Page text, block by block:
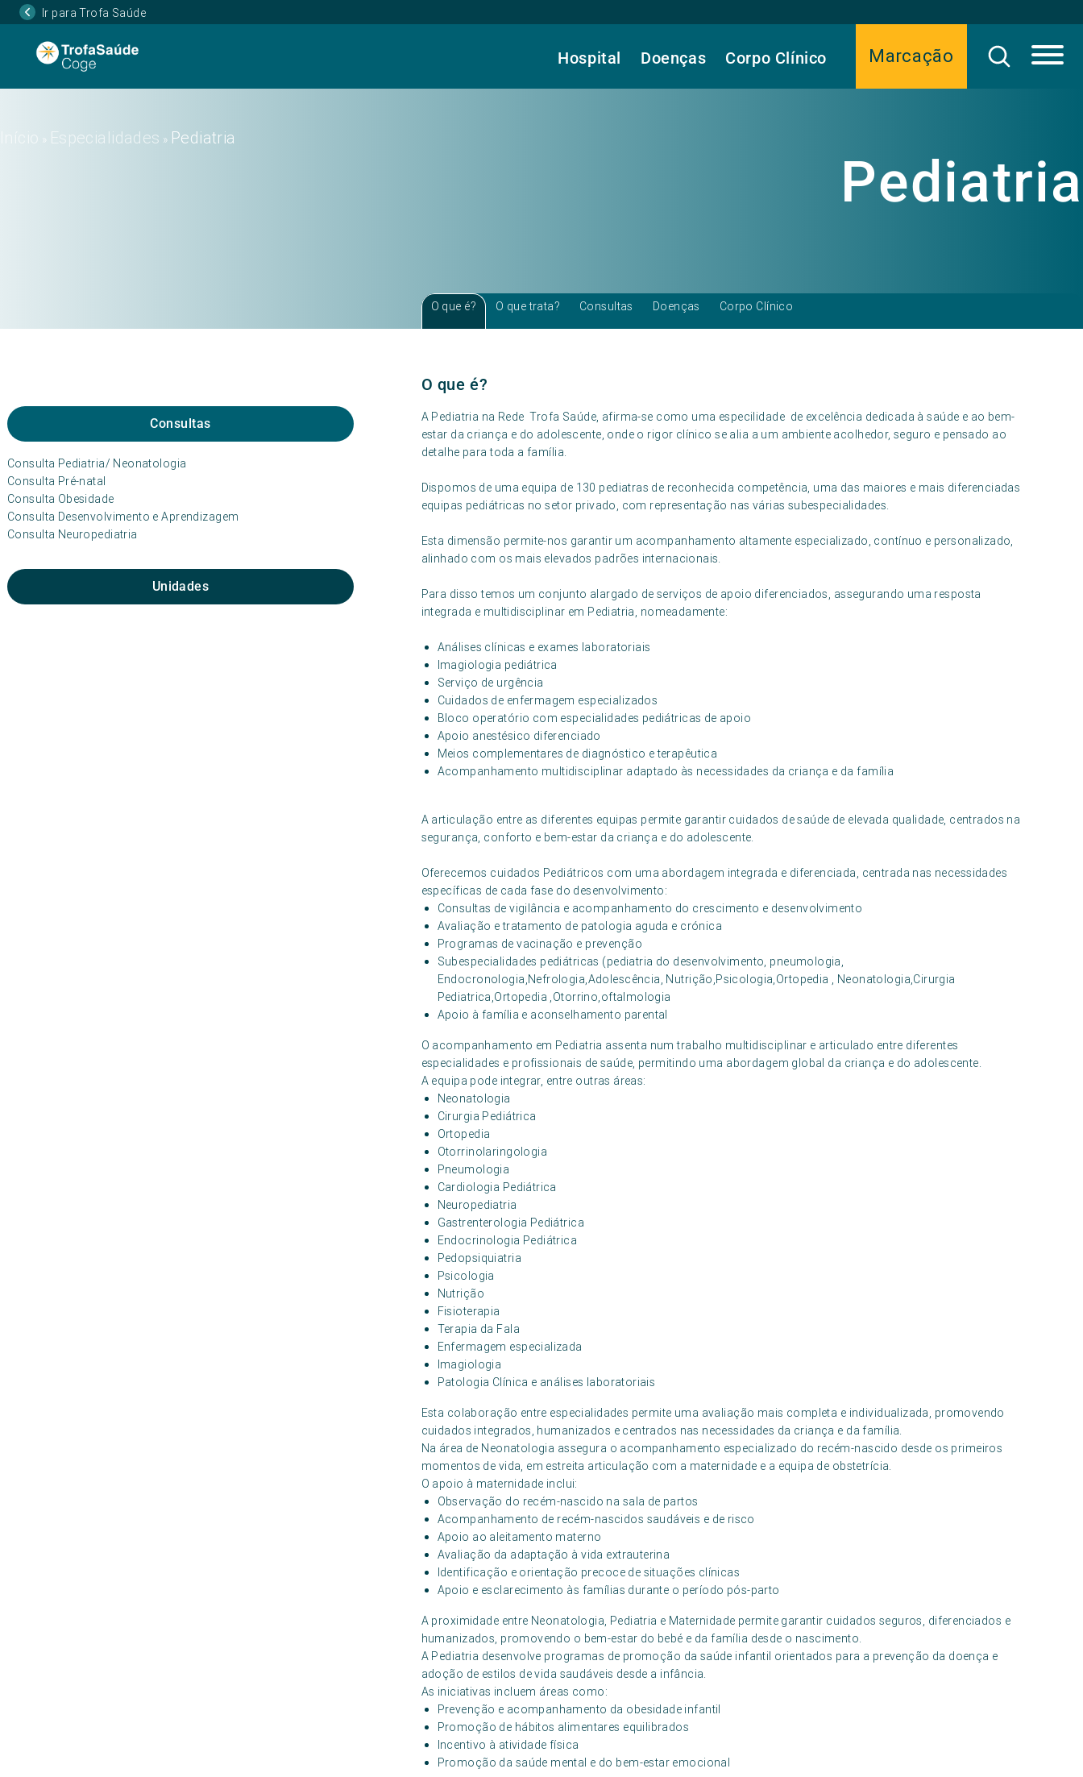
Ir para Trofa Saúde
Marcação
Hospital Doenças Corpo Clínico
» Especialidades » Pediatria
Pediatria
Consultas
Consulta Pediatria/ Neonatologia
Consulta Pré-natal
Consulta Obesidade
Consulta Desenvolvimento e Aprendizagem
Consulta Neuropediatria
Unidades
O que é? O que trata? Consultas Doenças Corpo Clínico
O que é?
A Pediatria na Rede Trofa Saúde, afirma-se como uma especilidade de excelência dedicada à saúde e ao bem-
estar da criança e do adolescente, onde o rigor clínico se alia a um ambiente acolhedor, seguro e pensado ao
detalhe para toda a família.
Dispomos de uma equipa de 130 pediatras de reconhecida competência, uma das maiores e mais diferenciadas
equipas pediátricas no setor privado, com representação nas várias subespecialidades.
Esta dimensão permite-nos garantir um acompanhamento altamente especializado, contínuo e personalizado,
alinhado com os mais elevados padrões internacionais.
Para disso temos um conjunto alargado de serviços de apoio diferenciados, assegurando uma resposta
integrada e multidisciplinar em Pediatria, nomeadamente:
Análises clínicas e exames laboratoriais
Imagiologia pediátrica
Serviço de urgência
Cuidados de enfermagem especializados
Bloco operatório com especialidades pediátricas de apoio
Apoio anestésico diferenciado
Meios complementares de diagnóstico e terapêutica
Acompanhamento multidisciplinar adaptado às necessidades da criança e da família
A articulação entre as diferentes equipas permite garantir cuidados de saúde de elevada qualidade, centrados na
segurança, conforto e bem-estar da criança e do adolescente.
Oferecemos cuidados Pediátricos com uma abordagem integrada e diferenciada, centrada nas necessidades
específicas de cada fase do desenvolvimento:
Consultas de vigilância e acompanhamento do crescimento e desenvolvimento
Avaliação e tratamento de patologia aguda e crónica
Programas de vacinação e prevenção
Subespecialidades pediátricas (pediatria do desenvolvimento, pneumologia,
Endocronologia,Nefrologia,Adolescência, Nutrição,Psicologia,Ortopedia , Neonatologia,Cirurgia
Pediatrica,Ortopedia ,Otorrino,oftalmologia
Apoio à família e aconselhamento parental
O acompanhamento em Pediatria assenta num trabalho multidisciplinar e articulado entre diferentes
especialidades e profissionais de saúde, permitindo uma abordagem global da criança e do adolescente.
A equipa pode integrar, entre outras áreas:
Neonatologia
Cirurgia Pediátrica
Ortopedia
Otorrinolaringologia
Pneumologia
Cardiologia Pediátrica
Neuropediatria
Gastrenterologia Pediátrica
Endocrinologia Pediátrica
Pedopsiquiatria
Psicologia
Nutrição
Fisioterapia
Terapia da Fala
Enfermagem especializada
Imagiologia
Patologia Clínica e análises laboratoriais
Esta colaboração entre especialidades permite uma avaliação mais completa e individualizada, promovendo
cuidados integrados, humanizados e centrados nas necessidades da criança e da família.
Na área de Neonatologia assegura o acompanhamento especializado do recém-nascido desde os primeiros
momentos de vida, em estreita articulação com a maternidade e a equipa de obstetrícia.
O apoio à maternidade inclui:
Observação do recém-nascido na sala de partos
Acompanhamento de recém-nascidos saudáveis e de risco
Apoio ao aleitamento materno
Avaliação da adaptação à vida extrauterina
Identificação e orientação precoce de situações clínicas
Apoio e esclarecimento às famílias durante o período pós-parto
A proximidade entre Neonatologia, Pediatria e Maternidade permite garantir cuidados seguros, diferenciados e
humanizados, promovendo o bem-estar do bebé e da família desde o nascimento.
A Pediatria desenvolve programas de promoção da saúde infantil orientados para a prevenção da doença e
adoção de estilos de vida saudáveis desde a infância.
As iniciativas incluem áreas como:
Prevenção e acompanhamento da obesidade infantil
Promoção de hábitos alimentares equilibrados
Incentivo à atividade física
Promoção da saúde mental e do bem-estar emocional